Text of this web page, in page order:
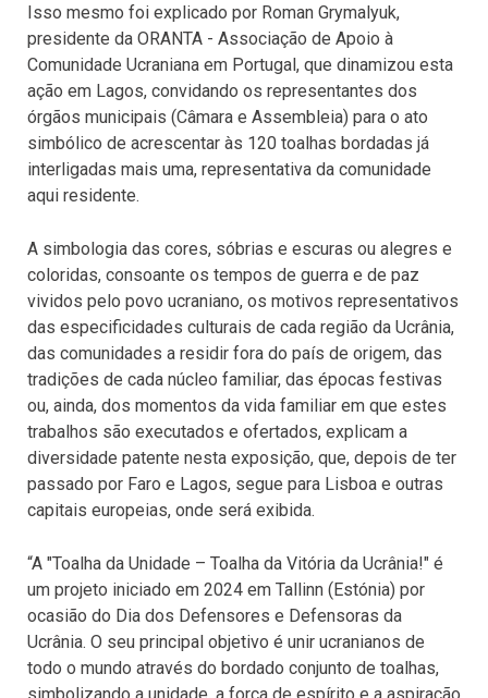
Isso mesmo foi explicado por Roman Grymalyuk,
presidente da ORANTA - Associação de Apoio à
Comunidade Ucraniana em Portugal, que dinamizou esta
ação em Lagos, convidando os representantes dos
órgãos municipais (Câmara e Assembleia) para o ato
simbólico de acrescentar às 120 toalhas bordadas já
interligadas mais uma, representativa da comunidade
aqui residente.
A simbologia das cores, sóbrias e escuras ou alegres e
coloridas, consoante os tempos de guerra e de paz
vividos pelo povo ucraniano, os motivos representativos
das especificidades culturais de cada região da Ucrânia,
das comunidades a residir fora do país de origem, das
tradições de cada núcleo familiar, das épocas festivas
ou, ainda, dos momentos da vida familiar em que estes
trabalhos são executados e ofertados, explicam a
diversidade patente nesta exposição, que, depois de ter
passado por Faro e Lagos, segue para Lisboa e outras
capitais europeias, onde será exibida.
“A "Toalha da Unidade – Toalha da Vitória da Ucrânia!" é
um projeto iniciado em 2024 em Tallinn (Estónia) por
ocasião do Dia dos Defensores e Defensoras da
Ucrânia. O seu principal objetivo é unir ucranianos de
todo o mundo através do bordado conjunto de toalhas,
simbolizando a unidade, a força de espírito e a aspiração